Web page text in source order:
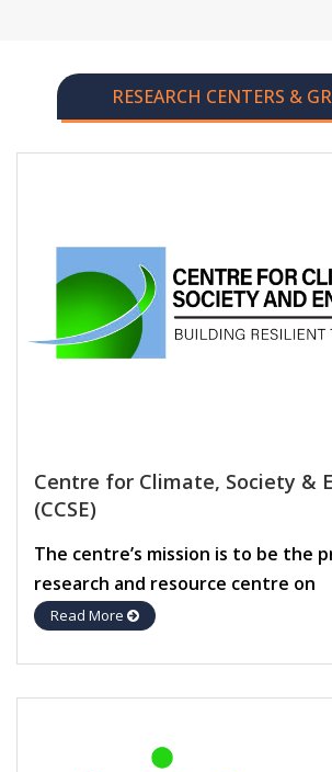
RESEARCH CENTERS &
Centre for Climate, Society &
(CCSE)
The centre’s mission is to be the
research and resource centre on
Read More